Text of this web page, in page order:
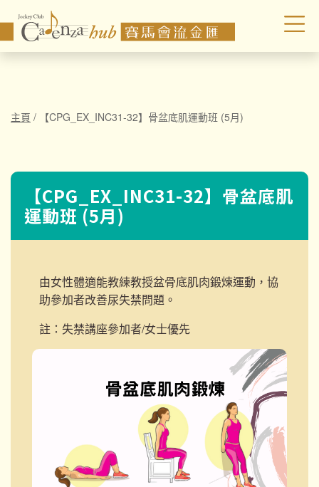
主頁 / 【CPG_EX_INC31-32】骨盆底肌運動班 (5月)
【CPG_EX_INC31-32】骨盆底肌
運動班 (5月)
由女性體適能教練教授盆骨底肌肉鍛煉運動，協
助參加者改善尿失禁問題。
註：失禁講座參加者/女士優先